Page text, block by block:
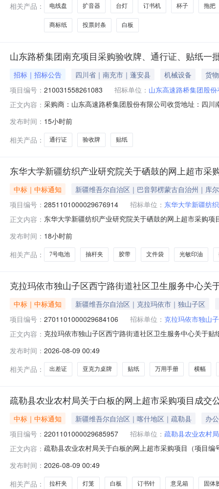
相关产品：
电线盘 扩音器 台灯 订书机 杯子 拖把
商标纸 投票封条 白板
山东路桥集团南充项目采购验收牌、通行证、贴纸一
招标｜招标公告 四川省｜南充市｜蓬安县 机械设备
货物
项目编号： 210031558261083 招标单位： 山东高速路桥集团股
正文内容： 采购商：山东高速路桥集团股份有限公司收货地址：四
蓬安县罗家镇凤凰山村商机详细信息采购类型：标准订
发布时间： 15小时前
相关产品：
通行证 验收牌 贴纸
东华大学新疆纺织产业研究院关于硒鼓的网上超市采
中标｜中标通知
新疆维吾尔自治区｜巴音郭楞蒙古自治州｜库
项目编号： 2851101000029676914 招标单位： 东华大学新疆纺
正文内容： 东华大学新疆纺织产业研究院关于硒鼓的网上超市采购
码:652830项目所在行政区划名称:新疆维吾尔自治区巴
发布时间： 18小时前
相关产品：
7号电池 抽杆夹 胶带 文件袋 光敏印油
克拉玛依市独山子区西宁路街道社区卫生服务中心关
中标｜中标通知
新疆维吾尔自治区｜克拉玛依市｜独山子区
项目编号： 2701101000029684106 招标单位： 克拉玛依市独山
正文内容： 克拉玛依市独山子区西宁路街道社区卫生服务中心关于
话:13999505928采购计划文号:采购计划金额（元）:项
发布时间： 2026-08-09 00:49
相关产品：
出差证 亚克力桌牌 贴纸 万用手册 横幅
疏勒县农业农村局关于白板的网上超市采购项目成交
中标｜中标通知 新疆维吾尔自治区｜喀什地区｜疏勒县
办
项目编号： 2201101000029685957 招标单位： 疏勒县农业农村局
正文内容： 疏勒县农业农村局关于白板的网上超市采购项目（项目
划名称:新疆维吾尔自治区喀什地区疏勒县报价起止时间
发布时间： 2026-08-09 00:49
相关产品：
拉杆夹 灯笼 白板 订书针 意见箱 固体